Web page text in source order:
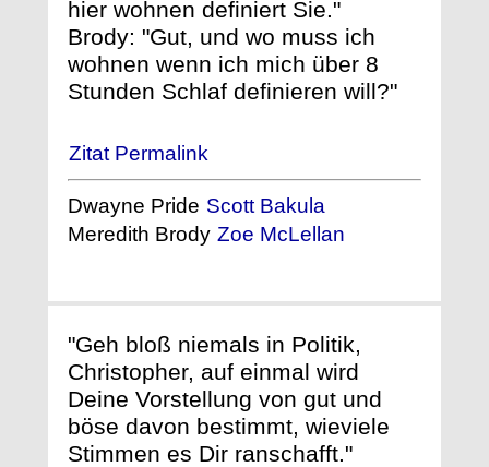
hier wohnen definiert Sie."
Brody: "Gut, und wo muss ich
wohnen wenn ich mich über 8
Stunden Schlaf definieren will?"
Zitat Permalink
Dwayne Pride Scott Bakula
Meredith Brody Zoe McLellan
"Geh bloß niemals in Politik,
Christopher, auf einmal wird
Deine Vorstellung von gut und
böse davon bestimmt, wieviele
Stimmen es Dir ranschafft."